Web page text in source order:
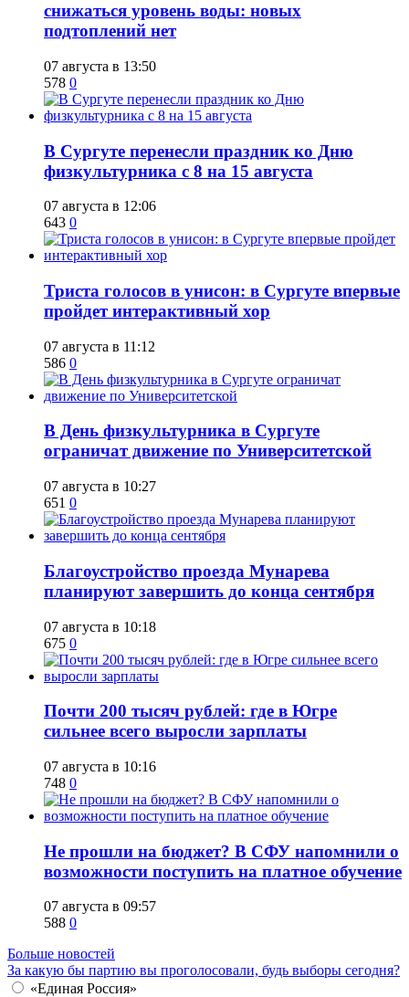
снижаться уровень воды: новых
подтоплений нет
07 августа в 13:50
578 0
​В Сургуте перенесли праздник ко Дню
физкультурника с 8 на 15 августа
07 августа в 12:06
643 0
​Триста голосов в унисон: в Сургуте впервые
пройдет интерактивный хор
07 августа в 11:12
586 0
​В День физкультурника в Сургуте
ограничат движение по Университетской
07 августа в 10:27
651 0
Благоустройство проезда Мунарева
планируют завершить до конца сентября
07 августа в 10:18
675 0
​Почти 200 тысяч рублей: где в Югре
сильнее всего выросли зарплаты
07 августа в 10:16
748 0
Не прошли на бюджет? В СФУ напомнили о
возможности поступить на платное обучение
07 августа в 09:57
588 0
Больше новостей
За какую бы партию вы проголосовали, будь выборы сегодня?
«Единая Россия»